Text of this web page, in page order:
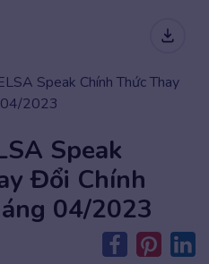
Speak Chính Thức Thay
04/2023
Speak
Đổi Chính
04/2023